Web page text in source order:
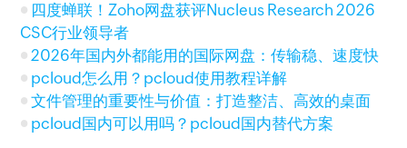
四度蝉联！Zoho网盘获评Nucleus Research 2026
CSC行业领导者
2026年国内外都能用的国际网盘：传输稳、速度快
pcloud怎么用？pcloud使用教程详解
文件管理的重要性与价值：打造整洁、高效的桌面
pcloud国内可以用吗？pcloud国内替代方案